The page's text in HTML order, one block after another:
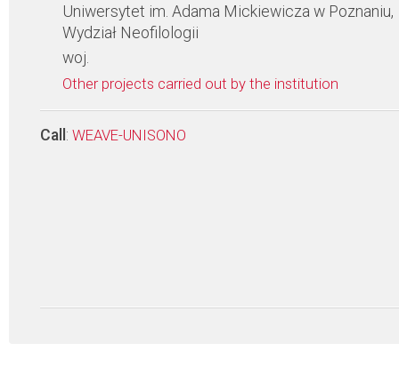
Uniwersytet im. Adama Mickiewicza w Poznaniu,
Wydział Neofilologii
woj.
Other projects carried out by the institution
Call : WEAVE-UNISONO